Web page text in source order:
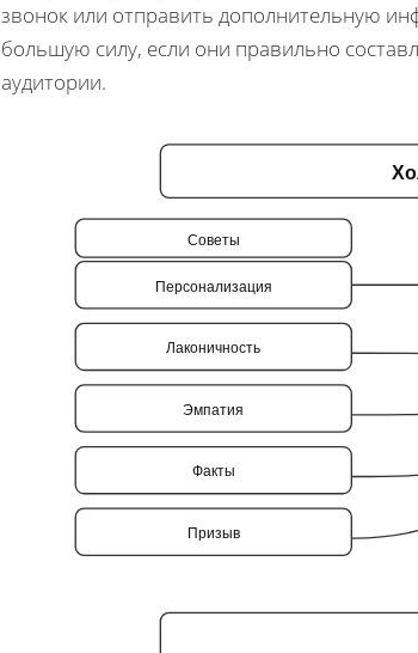
звонок или отправить дополнительную
большую силу, если они правильно
аудитории.
Советы
Персонализация
Лаконичность
Эмпатия
Факты
Призыв